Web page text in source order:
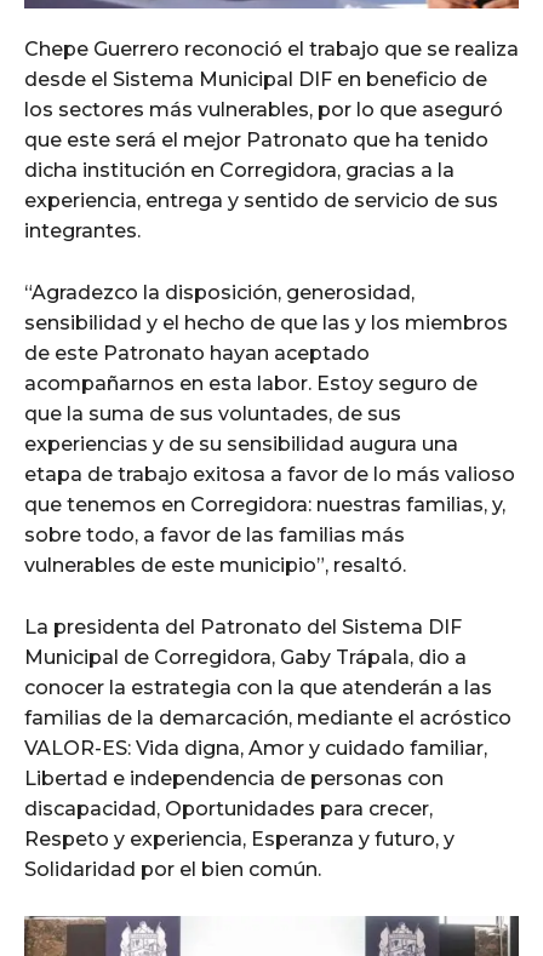
Chepe Guerrero reconoció el trabajo que se realiza
desde el Sistema Municipal DIF en beneficio de
los sectores más vulnerables, por lo que aseguró
que este será el mejor Patronato que ha tenido
dicha institución en Corregidora, gracias a la
experiencia, entrega y sentido de servicio de sus
integrantes.
“Agradezco la disposición, generosidad,
sensibilidad y el hecho de que las y los miembros
de este Patronato hayan aceptado
acompañarnos en esta labor. Estoy seguro de
que la suma de sus voluntades, de sus
experiencias y de su sensibilidad augura una
etapa de trabajo exitosa a favor de lo más valioso
que tenemos en Corregidora: nuestras familias, y,
sobre todo, a favor de las familias más
vulnerables de este municipio”, resaltó.
La presidenta del Patronato del Sistema DIF
Municipal de Corregidora, Gaby Trápala, dio a
conocer la estrategia con la que atenderán a las
familias de la demarcación, mediante el acróstico
VALOR-ES: Vida digna, Amor y cuidado familiar,
Libertad e independencia de personas con
discapacidad, Oportunidades para crecer,
Respeto y experiencia, Esperanza y futuro, y
Solidaridad por el bien común.